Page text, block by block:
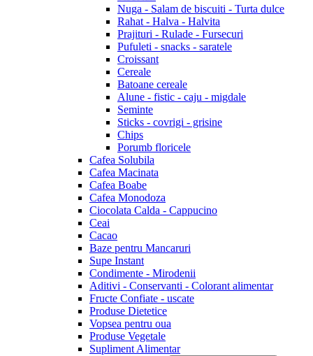
Nuga - Salam de biscuiti - Turta dulce
Rahat - Halva - Halvita
Prajituri - Rulade - Fursecuri
Pufuleti - snacks - saratele
Croissant
Cereale
Batoane cereale
Alune - fistic - caju - migdale
Seminte
Sticks - covrigi - grisine
Chips
Porumb floricele
Cafea Solubila
Cafea Macinata
Cafea Boabe
Cafea Monodoza
Ciocolata Calda - Cappucino
Ceai
Cacao
Baze pentru Mancaruri
Supe Instant
Condimente - Mirodenii
Aditivi - Conservanti - Colorant alimentar
Fructe Confiate - uscate
Produse Dietetice
Vopsea pentru oua
Produse Vegetale
Supliment Alimentar